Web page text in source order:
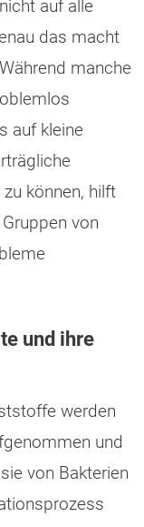
auf alle
das macht
manche
auf kleine
können, hilft
von
und ihre
werden
und
von Bakterien